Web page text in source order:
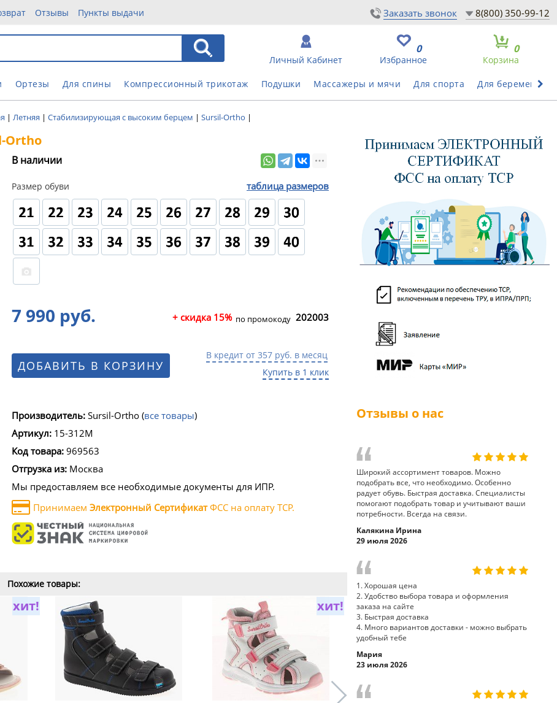
Отзывы Пункты выдачи Заказать звонок 8(800) 350-99-12
Корзина
0
Избранное
0
Личный Кабинет
Ортезы Для спины Компрессионный трикотаж Подушки Массажеры и мячи Для спорта Для беременных
| Летняя | Стабилизирующая с высоким берцем | Sursil-Ortho |
Ortho
В наличии
Размер обуви таблица размеров
7 990 руб. + скидка 15% по промокоду 202003
ДОБАВИТЬ В КОРЗИНУ
В кредит от 357 руб. в месяц
Купить в 1 клик
Производитель: Sursil-Ortho(все товары)
Артикул: 15-312M
Код товара: 969563
Отгрузка из: Москва
Мы предоставляем все необходимые документы для ИПР.
Принимаем Электронный СертификатФСС на оплату ТСР.
Похожие товары:
хит! хит!
Отзывы о нас
Широкий ассортимент товаров. Можно
подобрать все, что необходимо. Особенно
радует обувь. Быстрая доставка. Специалисты
помогают подобрать товар и учитывают ваши
потребности. Всегда на связи.
Калякина Ирина
29 июля 2026
1. Хорошая цена
2. Удобство выбора товара и оформления
заказа на сайте
3. Быстрая доставка
4. Много вариантов доставки - можно выбрать
удобный тебе
Мария
23 июля 2026